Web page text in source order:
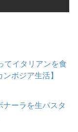
てイタリアンを食
ボジア生活】
ーラを生パスタ